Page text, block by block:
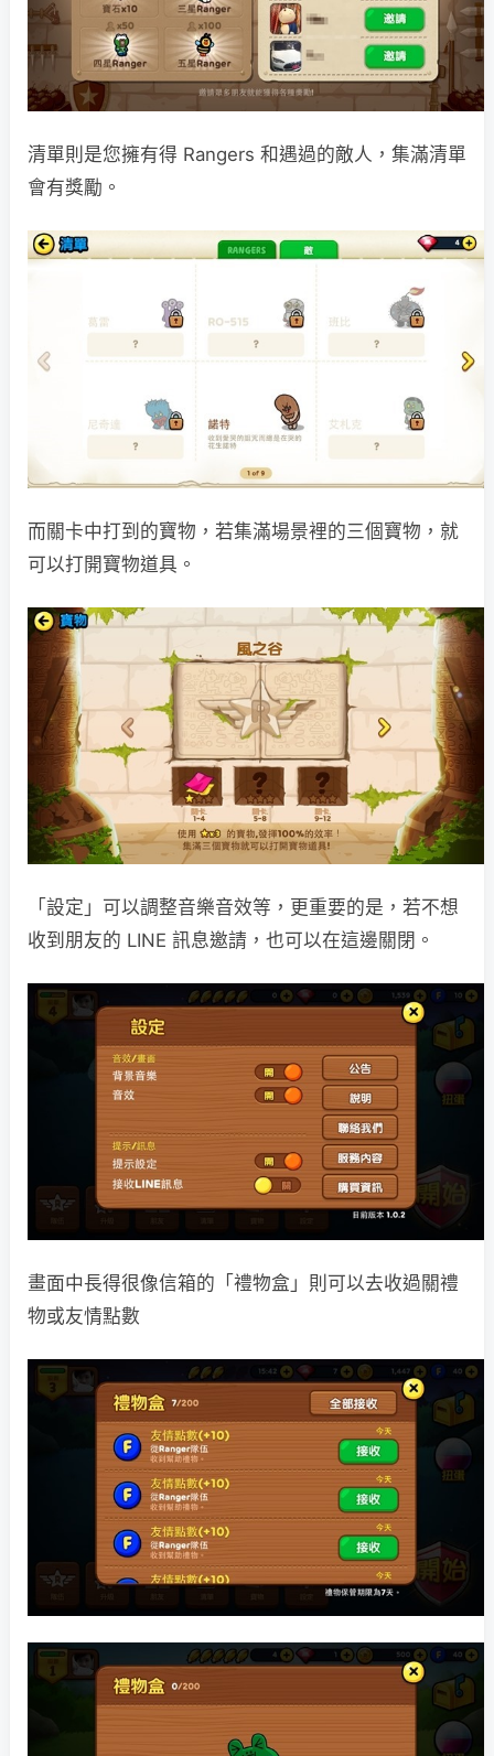
清單則是您擁有得 Rangers 和遇過的敵人，集滿清單
會有獎勵。
而關卡中打到的寶物，若集滿場景裡的三個寶物，就
可以打開寶物道具。
「設定」可以調整音樂音效等，更重要的是，若不想
收到朋友的 LINE 訊息邀請，也可以在這邊關閉。
畫面中長得很像信箱的「禮物盒」則可以去收過關禮
物或友情點數